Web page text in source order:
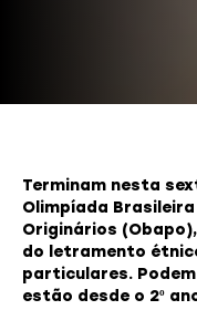
Terminam nesta
Olimpíada
Originários
do letramento
particulares.
estão desde o 2º